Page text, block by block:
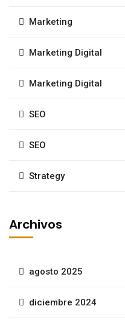
Marketing
Marketing Digital
Marketing Digital
SEO
SEO
Strategy
Archivos
agosto 2025
diciembre 2024